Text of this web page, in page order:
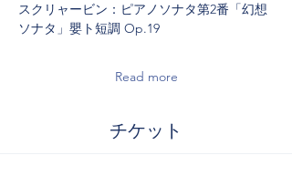
スクリャービン：ピアノソナタ第2番「幻想
ソナタ」嬰ト短調 Op.19
Read more
チケット